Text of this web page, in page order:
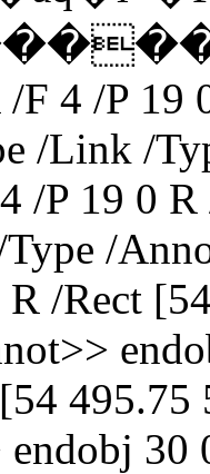
F 4 /P 19
/Link /
/P 19 0
/
/Rect
30